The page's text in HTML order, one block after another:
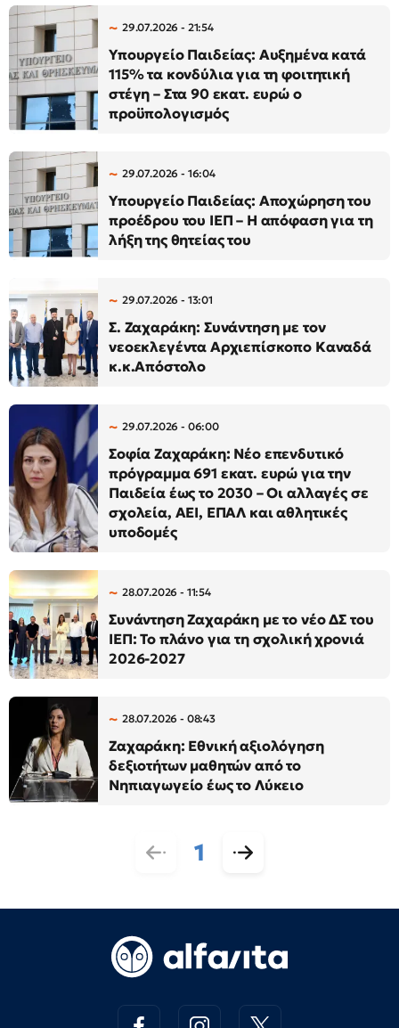
29.07.2026 - 21:54
Υπουργείο Παιδείας: Αυξημένα κατά
115% τα κονδύλια για τη φοιτητική
στέγη – Στα 90 εκατ. ευρώ ο
προϋπολογισμός
29.07.2026 - 16:04
Υπουργείο Παιδείας: Αποχώρηση του
προέδρου του ΙΕΠ – Η απόφαση για τη
λήξη της θητείας του
29.07.2026 - 13:01
Σ. Ζαχαράκη: Συνάντηση με τον
νεοεκλεγέντα Αρχιεπίσκοπο Καναδά
κ.κ.Απόστολο
29.07.2026 - 06:00
Σοφία Ζαχαράκη: Νέο επενδυτικό
πρόγραμμα 691 εκατ. ευρώ για την
Παιδεία έως το 2030 – Οι αλλαγές σε
σχολεία, ΑΕΙ, ΕΠΑΛ και αθλητικές
υποδομές
28.07.2026 - 11:54
Συνάντηση Ζαχαράκη με το νέο ΔΣ του
ΙΕΠ: Το πλάνο για τη σχολική χρονιά
2026-2027
28.07.2026 - 08:43
Ζαχαράκη: Εθνική αξιολόγηση
δεξιοτήτων μαθητών από το
Νηπιαγωγείο έως το Λύκειο
1